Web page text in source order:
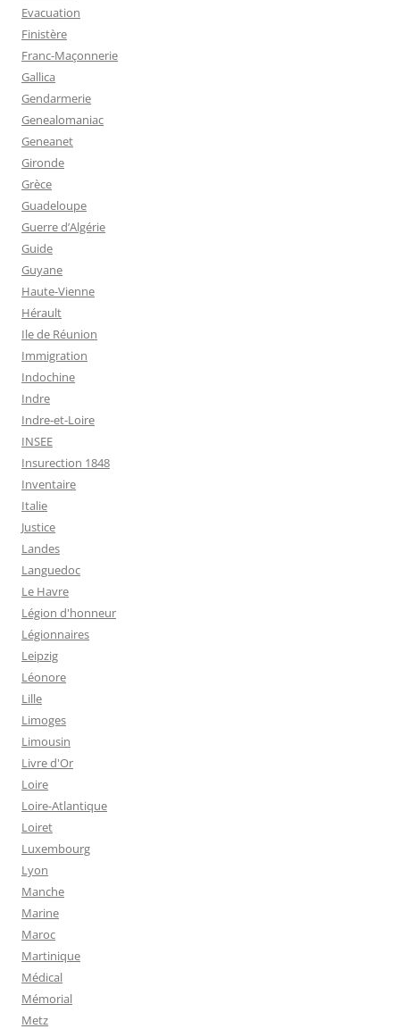
Evacuation
Finistère
Franc-Maçonnerie
Gallica
Gendarmerie
Genealomaniac
Geneanet
Gironde
Grèce
Guadeloupe
Guerre d’Algérie
Guide
Guyane
Haute-Vienne
Hérault
Ile de Réunion
Immigration
Indochine
Indre
Indre-et-Loire
INSEE
Insurection 1848
Inventaire
Italie
Justice
Landes
Languedoc
Le Havre
Légion d'honneur
Légionnaires
Leipzig
Léonore
Lille
Limoges
Limousin
Livre d'Or
Loire
Loire-Atlantique
Loiret
Luxembourg
Lyon
Manche
Marine
Maroc
Martinique
Médical
Mémorial
Metz